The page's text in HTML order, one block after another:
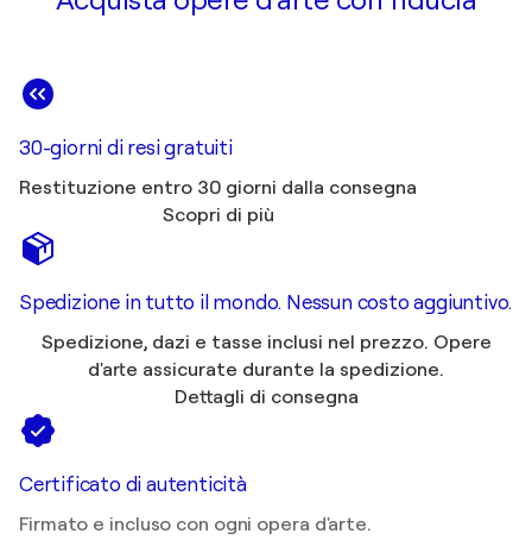
30-giorni di resi gratuiti
Restituzione entro 30 giorni dalla consegna
Scopri di più
Spedizione in tutto il mondo. Nessun costo aggiuntivo.
Spedizione, dazi e tasse inclusi nel prezzo. Opere
d'arte assicurate durante la spedizione.
Dettagli di consegna
Certificato di autenticità
Firmato e incluso con ogni opera d'arte.